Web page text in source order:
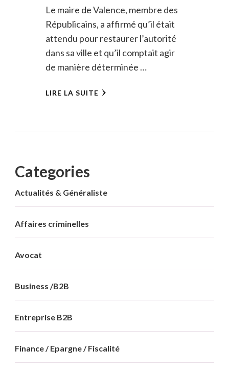
Le maire de Valence, membre des
Républicains, a affirmé qu’il était
attendu pour restaurer l’autorité
dans sa ville et qu’il comptait agir
de manière déterminée …
LIRE LA SUITE
Categories
Actualités & Généraliste
Affaires criminelles
Avocat
Business /B2B
Entreprise B2B
Finance / Epargne / Fiscalité